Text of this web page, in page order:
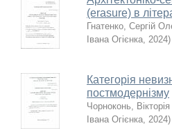
(erasure) в
Гнатенко, Сергій
Івана Огієнка, 2024)
Категорія
постмодернізму
Чорноконь, Вікторія
Івана Огієнка, 2024)